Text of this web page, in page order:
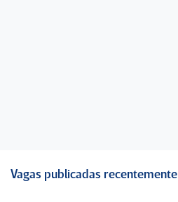
Vagas publicadas recentemente